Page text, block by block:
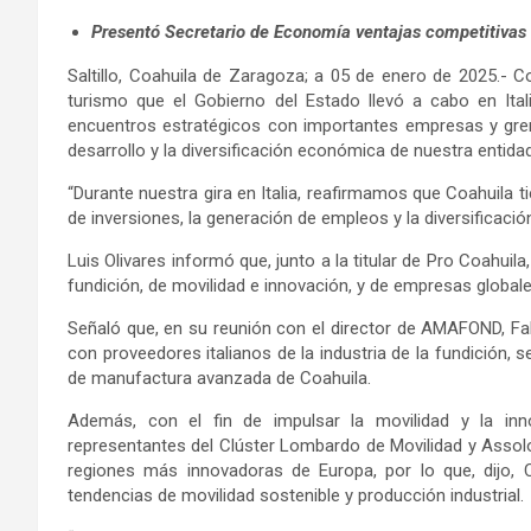
Presentó Secretario de Economía ventajas
Saltillo, Coahuila de Zaragoza; a 05 de enero de 2025.-
turismo que el Gobierno del Estado llevó a cabo en
encuentros estratégicos con importantes empresas y
desarrollo y la diversificación económica de nuestra
“Durante nuestra gira en Italia, reafirmamos que
de inversiones, la generación de empleos y la
Luis Olivares informó que, junto a la titular de Pro
fundición, de movilidad e innovación, y de empresas
Señaló que, en su reunión con el director de AMAFOND,
con proveedores italianos de la industria de la fundición,
de manufactura avanzada de Coahuila.
Además, con el fin de impulsar la movilidad y la
representantes del Clúster Lombardo de Movilidad y
regiones más innovadoras de Europa, por lo que,
tendencias de movilidad sostenible y producción industrial.